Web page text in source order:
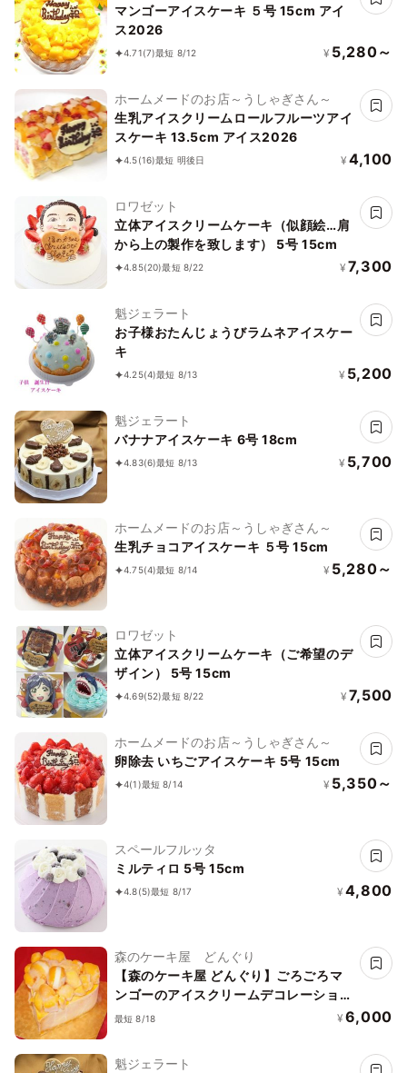
マンゴーアイスケーキ ５号 15cm アイ
ス2026
4.71(7)最短 8/12 ¥ 5,280～
ホームメードのお店～うしゃぎさん～
生乳アイスクリームロールフルーツアイ
スケーキ 13.5cm アイス2026
4.5(16)最短 明後日 ¥ 4,100
ロワゼット
立体アイスクリームケーキ（似顔絵…肩
から上の製作を致します） 5号 15cm
4.85(20)最短 8/22 ¥ 7,300
魁ジェラート
お子様おたんじょうびラムネアイスケー
キ
4.25(4)最短 8/13 ¥ 5,200
魁ジェラート
バナナアイスケーキ 6号 18cm
4.83(6)最短 8/13 ¥ 5,700
ホームメードのお店～うしゃぎさん～
生乳チョコアイスケーキ ５号 15cm
4.75(4)最短 8/14 ¥ 5,280～
ロワゼット
立体アイスクリームケーキ（ご希望のデ
ザイン） 5号 15cm
4.69(52)最短 8/22 ¥ 7,500
ホームメードのお店～うしゃぎさん～
卵除去 いちごアイスケーキ 5号 15cm
4(1)最短 8/14 ¥ 5,350～
スペールフルッタ
ミルティロ 5号 15cm
4.8(5)最短 8/17 ¥ 4,800
森のケーキ屋 どんぐり
【森のケーキ屋 どんぐり】ごろごろマ
ンゴーのアイスクリームデコレーション
ケーキ 5号 15cm
最短 8/18 ¥ 6,000
魁ジェラート